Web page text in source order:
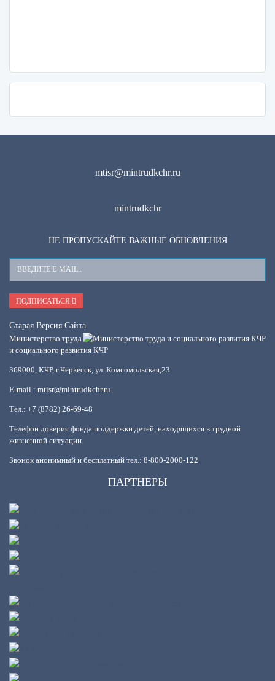
mtisr@mintrudkchr.ru
mintrudkchr
НЕ ПРОПУСКАЙТЕ ВАЖНЫЕ ОБНОВЛЕНИЯ
Ваш
E-
Mail
ПОДПИСАТЬСЯ
Старая Версия Сайта
Министерство труда
и социального развития КЧР
369000, КЧР, г.Черкесск, ул. Комсомольская,23
E-mail : mtisr@mintrudkchr.ru
Тел.: +7 (8782) 26-69-48
Телефон доверия фонда поддержки детей, находящихся в трудной
жизненной ситуации.
Звонок анонимный и бесплатный тел.: 8-800-2000-122
ПАРТНЕРЫ